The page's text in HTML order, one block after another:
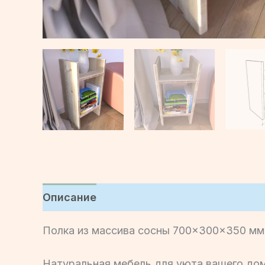
Описание
Полка из массива сосны 700×300×350 мм